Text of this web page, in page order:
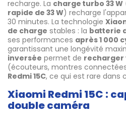
recharge. La charge turbo 33 W
rapide de 33 W) recharge
30 minutes. La technologie
de charge stables : la batterie
ses performances après 1 000
garantissant une longévité
inversée permet de recharger
(écouteurs, montres
Redmi 15C, ce qui est rare dans
Xiaomi Redmi 15C :
double caméra